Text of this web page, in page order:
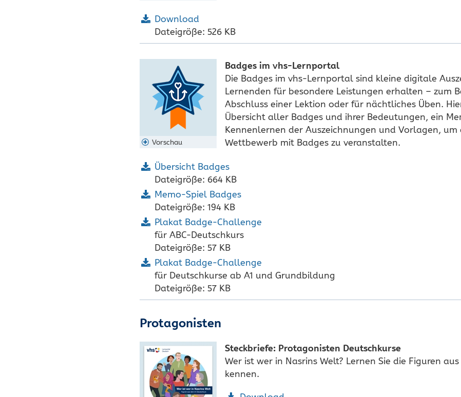
Download
Dateigröße: 526 KB
Vorschau
Badges im vhs-Lernportal
Die Badges im vhs-Lernportal sind kleine digitale
Lernenden für besondere Leistungen erhalten – zum
Abschluss einer Lektion oder für nächtliches Üben.
Übersicht aller Badges und ihrer Bedeutungen, ein
Kennenlernen der Auszeichnungen und Vorlagen, um
Wettbewerb mit Badges zu veranstalten.
Übersicht Badges
Dateigröße: 664 KB
Memo-Spiel Badges
Dateigröße: 194 KB
Plakat Badge-Challenge
für ABC-Deutschkurs
Dateigröße: 57 KB
Plakat Badge-Challenge
für Deutschkurse ab A1 und Grundbildung
Dateigröße: 57 KB
Protagonisten
Steckbriefe: Protagonisten Deutschkurse
Wer ist wer in Nasrins Welt? Lernen Sie die Figuren
kennen.